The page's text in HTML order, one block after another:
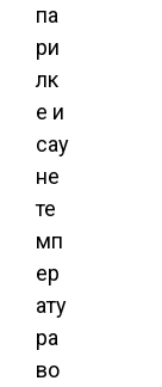
па
ри
лк
е и
сау
не
те
мп
ер
ату
ра
во